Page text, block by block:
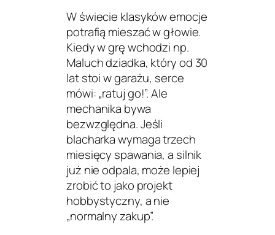
W świecie klasyków emocje
potrafią mieszać w głowie.
Kiedy w grę wchodzi np.
Maluch dziadka, który od 30
lat stoi w garażu, serce
mówi: „ratuj go!”. Ale
mechanika bywa
bezwzględna. Jeśli
blacharka wymaga trzech
miesięcy spawania, a silnik
już nie odpala, może lepiej
zrobić to jako projekt
hobbystyczny, a nie
„normalny zakup”.